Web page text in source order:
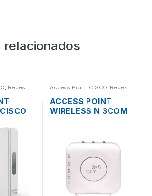
relacionados
, Redes
+
Access Point, CISCO, Redes
ACCESS POINT
WIRELESS N 3COM